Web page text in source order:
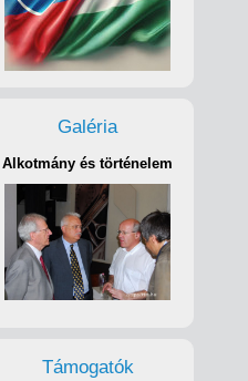
Galéria
Alkotmány és történelem
Támogatók